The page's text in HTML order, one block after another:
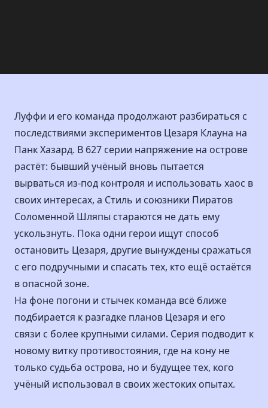
Луффи и его команда продолжают разбираться с
последствиями экспериментов Цезаря Клауна на
Панк Хазард. В 627 серии напряжение на острове
растёт: бывший учёный вновь пытается
вырваться из-под контроля и использовать хаос в
своих интересах, а Стиль и союзники Пиратов
Соломенной Шляпы стараются не дать ему
ускользнуть. Пока одни герои ищут способ
остановить Цезаря, другие вынуждены сражаться
с его подручными и спасать тех, кто ещё остаётся
в опасной зоне.
На фоне погони и стычек команда всё ближе
подбирается к разгадке планов Цезаря и его
связи с более крупными силами. Серия подводит к
новому витку противостояния, где на кону не
только судьба острова, но и будущее тех, кого
учёный использовал в своих жестоких опытах.